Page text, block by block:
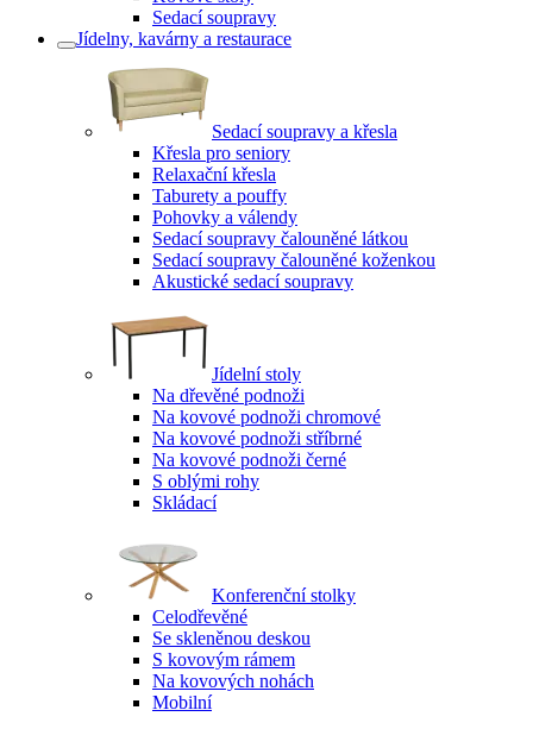
Sedací soupravy
Jídelny, kavárny a restaurace
Sedací soupravy a křesla
Křesla pro seniory
Relaxační křesla
Taburety a pouffy
Pohovky a válendy
Sedací soupravy čalouněné látkou
Sedací soupravy čalouněné koženkou
Akustické sedací soupravy
Jídelní stoly
Na dřevěné podnoži
Na kovové podnoži chromové
Na kovové podnoži stříbrné
Na kovové podnoži černé
S oblými rohy
Skládací
Konferenční stolky
Celodřevěné
Se skleněnou deskou
S kovovým rámem
Na kovových nohách
Mobilní